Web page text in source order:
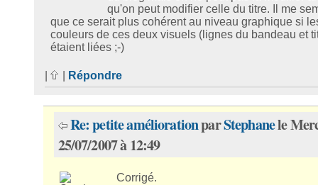
qu'on peut modifier celle du titre. Il me
que ce serait plus cohérent au niveau graphique si
couleurs de ces deux visuels (lignes du bandeau et
étaient liées ;-)
Répondre
Re: petite améliorationparStephanele
25/07/2007 à 12:49
Corrigé.